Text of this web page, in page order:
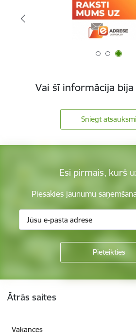
Vai šī informācija
Sniegt atsauksmi
Esi pirmais, kurš
Piesakies jaunumu
Ātrās saites
Vakances